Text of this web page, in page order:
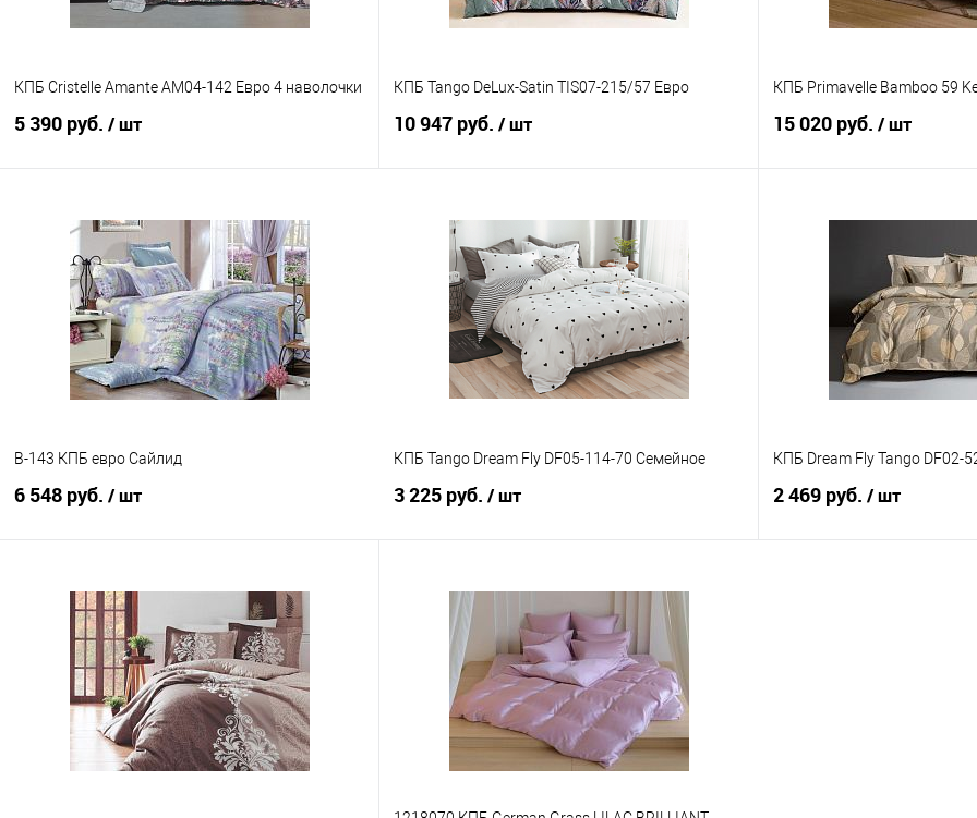
КПБ Cristelle Amante AM04-142 Евро 4 наволочки
5 390 руб. / шт
Купить в 1 клик
Сравнение
В избранное
В наличии
КПБ Tango DeLux-Satin TIS07-215/57 Евро
10 947 руб. / шт
Купить в 1 клик
Сравнение
В избранное
В наличии
КПБ Primavelle Bamboo 59
15 020 руб. / шт
Купить в 1 клик
В избранное
B-143 КПБ евро Сайлид
6 548 руб. / шт
Купить в 1 клик
Сравнение
В избранное
В наличии
КПБ Tango Dream Fly DF05-114-70 Семейное
3 225 руб. / шт
Купить в 1 клик
Сравнение
В избранное
В наличии
КПБ Dream Fly Tango DF02-
2 469 руб. / шт